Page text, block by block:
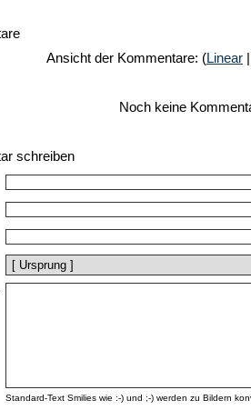
Ansicht der Kommentare: (Linear
Noch keine
schreiben
Standard-Text Smilies wie :-) und ;-) werden zu Bildern